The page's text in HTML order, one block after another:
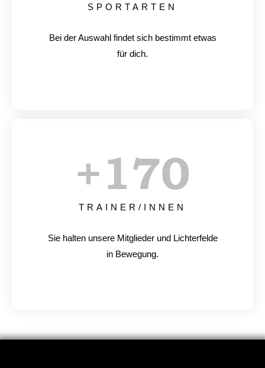
SPORTARTEN
Bei der Auswahl findet sich bestimmt etwas
für dich.
TRAINER/INNEN
+170
Sie halten unsere Mitglieder und Lichterfelde
in Bewegung.